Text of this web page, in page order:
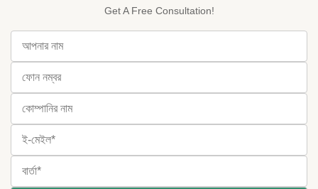
Get A Free Consultation!